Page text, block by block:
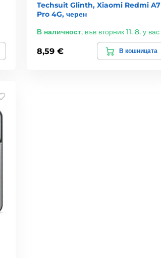
Techsuit Glinth, Xiaomi Redmi A7
Pro 4G, черен
В наличност, във вторник 11. 8. у вас
8,59 € В кошницата